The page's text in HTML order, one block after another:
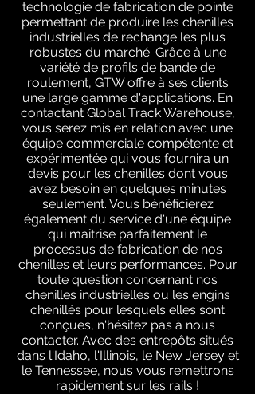
technologie de fabrication de pointe
permettant de produire les chenilles
industrielles de rechange les plus
robustes du marché. Grâce à une
variété de profils de bande de
roulement, GTW offre à ses clients
une large gamme d'applications. En
contactant Global Track Warehouse,
vous serez mis en relation avec une
équipe commerciale compétente et
expérimentée qui vous fournira un
devis pour les chenilles dont vous
avez besoin en quelques minutes
seulement. Vous bénéficierez
également du service d'une équipe
qui maîtrise parfaitement le
processus de fabrication de nos
chenilles et leurs performances. Pour
toute question concernant nos
chenilles industrielles ou les engins
chenillés pour lesquels elles sont
conçues, n'hésitez pas à nous
contacter. Avec des entrepôts situés
dans l'Idaho, l'Illinois, le New Jersey et
le Tennessee, nous vous remettrons
rapidement sur les rails !